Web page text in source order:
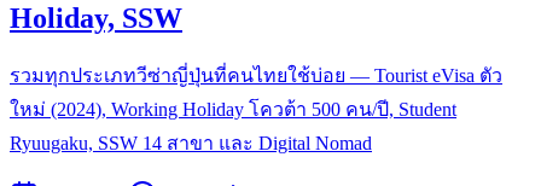
Holiday, SSW
รวมทุกประเภทวีซ่าญี่ปุ่นที่คนไทยใช้บ่อย — Tourist eVisa ตัว
ใหม่ (2024), Working Holiday โควต้า 500 คน/ปี, Student
Ryuugaku, SSW 14 สาขา และ Digital Nomad